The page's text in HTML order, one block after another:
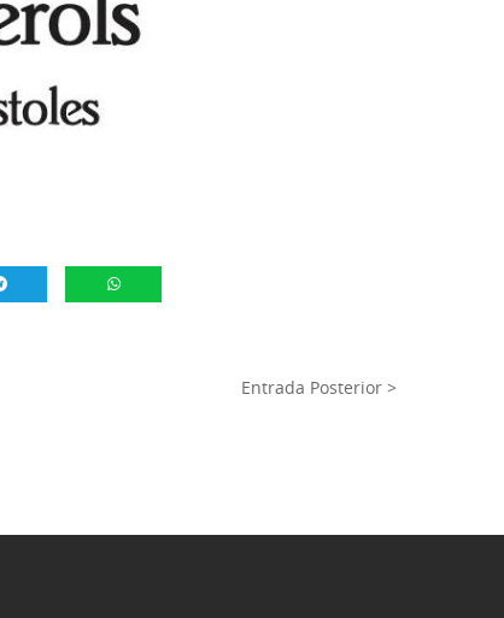
Entrada Posterior >